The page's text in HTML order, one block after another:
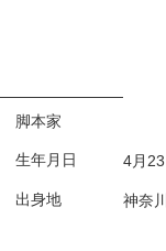
脚本家
生年月日 4月23
出身地 神奈